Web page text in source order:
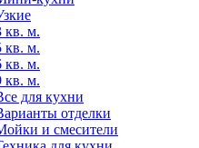
кв. м.
кв. м.
кв. м.
кв. м.
для кухни
отделки
и смесители